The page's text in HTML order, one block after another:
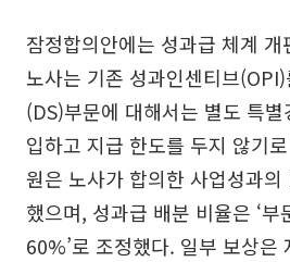
잠정합의안에는 성과급 체계
노사는 기존 성과인센티브
(DS)부문에 대해서는 별도 특
입하고 지급 한도를 두지 않기
원은 노사가 합의한 사업성과
했으며, 성과급 배분 비율은 ‘
60%’로 조정했다. 일부 보상은